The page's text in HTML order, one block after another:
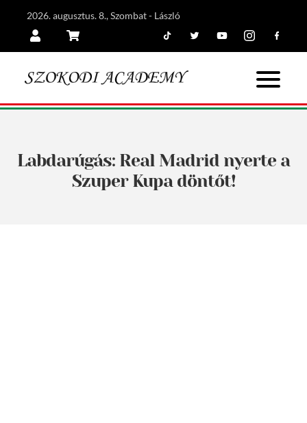
2026. augusztus. 8., Szombat - László
Labdarúgás: Real Madrid nyerte a
Szuper Kupa döntőt!